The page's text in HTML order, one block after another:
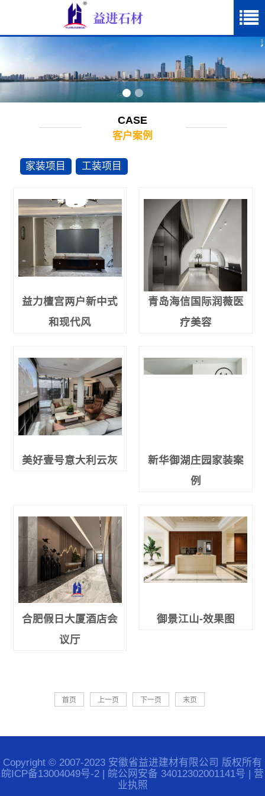
CASE
客户案例
家装项目 工装项目
益力檀宫两户新中式
和现代风
青岛海信国际润薇医
疗美容
美好壹号意大利云灰
新华御湖庄园家装案
例
合肥假日大厦酒店会
议厅
御景江山-效果图
首页 上一页 下一页 末页
Copyright © 2007-2023 安徽省益进建材有限公司 版权所有
皖ICP备13004049号-2
皖公网安备 34012302001141号
营
业执照